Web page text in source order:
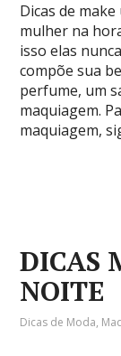
Dicas de
mulher na
isso elas
compõe sua
perfume, um
maquiagem.
maquiagem,
DICAS
NOITE
Dicas de Moda,